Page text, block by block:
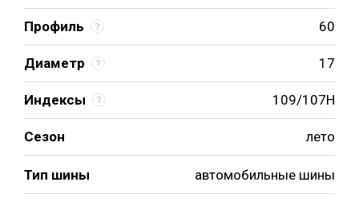
Профиль 60
Диаметр 17
Индексы 109/107H
Сезон лето
Тип шины автомобильные шины